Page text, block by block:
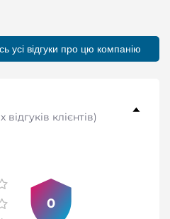
усі відгуки про цю компанію
клієнтів)
0